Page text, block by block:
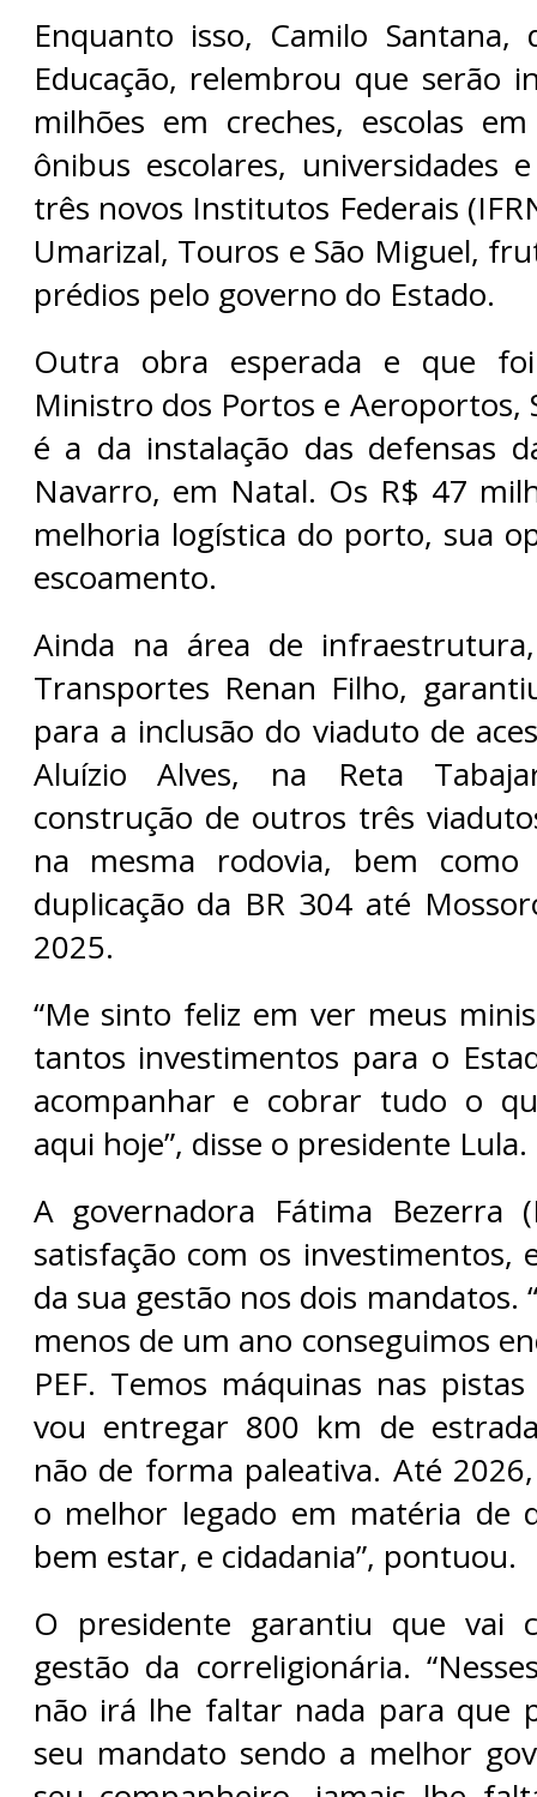
Enquanto isso, Camilo
Educação, relembrou que serão
milhões em creches, escolas
ônibus escolares, universidades
três novos Institutos Federais
Umarizal, Touros e São Miguel,
prédios pelo governo do Estado.
Outra obra esperada e que
Ministro dos Portos e Aeroportos,
é a da instalação das defensas
Navarro, em Natal. Os R$ 47
melhoria logística do porto, sua
escoamento.
Ainda na área de
Transportes Renan Filho,
para a inclusão do viaduto de
Aluízio Alves, na Reta
construção de outros três
na mesma rodovia, bem como
duplicação da BR 304 até
2025.
“Me sinto feliz em ver meus
tantos investimentos para o
acompanhar e cobrar tudo o
aqui hoje”, disse o presidente Lula.
A governadora Fátima Bezerra
satisfação com os investimentos,
da sua gestão nos dois mandatos.
menos de um ano conseguimos
PEF. Temos máquinas nas
vou entregar 800 km de
não de forma paleativa. Até
o melhor legado em matéria de
bem estar, e cidadania”, pontuou.
O presidente garantiu que vai
gestão da correligionária.
não irá lhe faltar nada para que
seu mandato sendo a melhor